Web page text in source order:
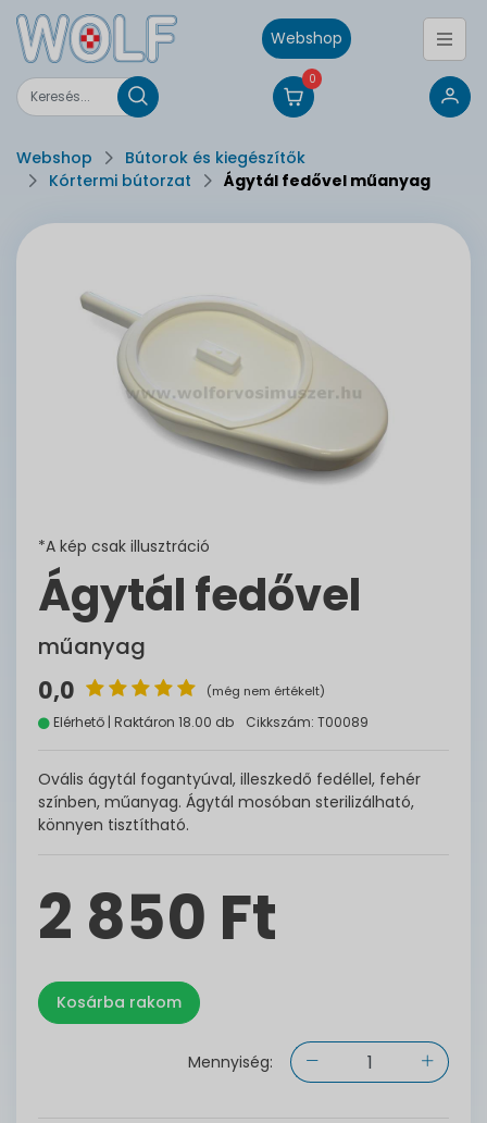
Webshop
0
Webshop
Bútorok és kiegészítők
Kórtermi bútorzat
Ágytál fedővel műanyag
*A kép csak illusztráció
Ágytál fedővel
műanyag
0,0 (még nem értékelt)
Elérhető | Raktáron 18.00 db Cikkszám: T00089
Ovális ágytál fogantyúval, illeszkedő fedéllel, fehér
színben, műanyag. Ágytál mosóban sterilizálható,
könnyen tisztítható.
2 850 Ft
Mennyiség: